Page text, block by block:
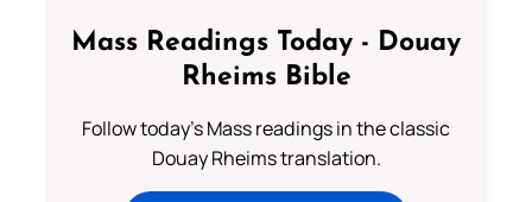
Mass Readings Today - Douay
Rheims Bible
Follow today's Mass readings in the classic
Douay Rheims translation.